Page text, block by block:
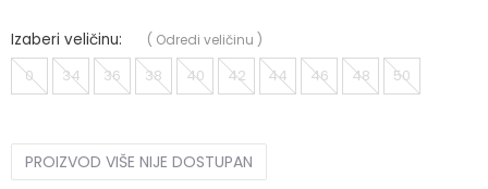
Izaberi veličinu: ( Odredi veličinu )
0 34 36 38 40 42 44 46 48 50
PROIZVOD VIŠE NIJE DOSTUPAN